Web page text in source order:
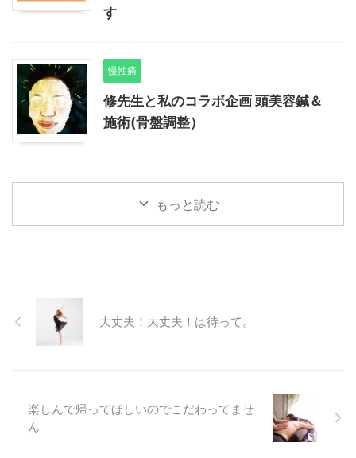
す
慢性痛
修先生と私のコラボ企画 頭美容鍼＆
施術(骨盤調整）
もっと読む
大丈夫！大丈夫！は待って。
楽しんで帰ってほしいのでこだわってませ
ん